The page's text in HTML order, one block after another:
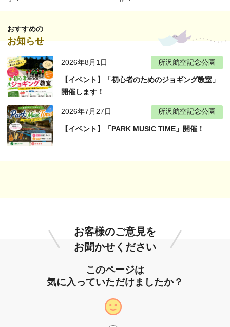
おすすめの
お知らせ
2026年8月1日 所沢航空記念公園
【イベント】「初心者のためのジョギング教室」
開催します！
2026年7月27日 所沢航空記念公園
【イベント】「PARK MUSIC TIME」開催！
お客様のご意見を
お聞かせください
このページは
気に入っていただけましたか？